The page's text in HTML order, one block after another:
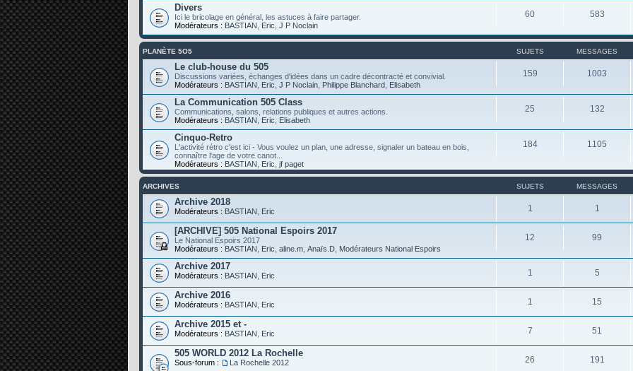
Divers
Ici le bricolage en général, les astuces à faire partager.
Modérateurs : BASTIAN Eric J P Noclain
60 583
PLANÈTE 5O5 SUJETS MESSAGES
Le club-house du 505
Discussions variées, échanges d'idées dans un cadre décontracté et convivial.
Modérateurs : BASTIAN Eric J P Noclain Philippe Blanchard Elisabeth
159 1003
La Communication 505 Class
Communications, salons, relations publiques et autres actions.
Modérateurs : BASTIAN Eric Elisabeth
25 132
Cinquo-Retro
L'activité rétro c'est ici - Vous voulez un plan, une adresse, signaler un bateau en bois,
connaître l'age de votre canot...
Modérateurs : BASTIAN Eric jf paget
184 1105
ARCHIVES SUJETS MESSAGES
Archive 2018
Modérateurs : BASTIAN Eric 1 1
[ARCHIVE] 505 National Espoirs 2017
Le National Espoirs 2017
Modérateurs : BASTIAN Eric aline.m Anaïs.D Modérateurs National Espoirs
12 99
Archive 2017
Modérateurs : BASTIAN Eric 1 5
Archive 2016
Modérateurs : BASTIAN Eric 1 15
Archive 2015 et -
Modérateurs : BASTIAN Eric 7 51
505 WORLD 2012 La Rochelle
Sous-forum : La Rochelle 2012 26 191